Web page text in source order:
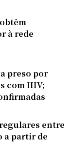
à rede
preso por
com HIV;
entre
a partir de